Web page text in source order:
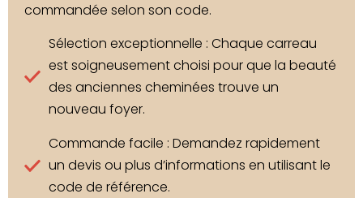
commandée selon son code.
Sélection exceptionnelle : Chaque carreau
est soigneusement choisi pour que la beauté
des anciennes cheminées trouve un
nouveau foyer.
Commande facile : Demandez rapidement
un devis ou plus d’informations en utilisant le
code de référence.